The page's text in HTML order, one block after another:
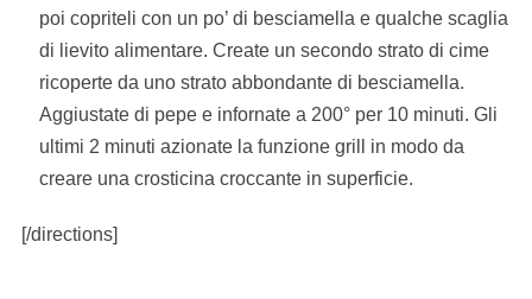
poi copriteli con un po’ di besciamella e qualche scaglia
di lievito alimentare. Create un secondo strato di cime
ricoperte da uno strato abbondante di besciamella.
Aggiustate di pepe e infornate a 200° per 10 minuti. Gli
ultimi 2 minuti azionate la funzione grill in modo da
creare una crosticina croccante in superficie.
[/directions]